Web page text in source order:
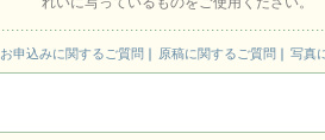
お申込みに関するご質問 原稿に関するご質問 写真